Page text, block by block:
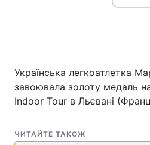
Українська легкоатлетка
завоювала золоту медаль на
Indoor Tour в Льєвані
ЧИТАЙТЕ ТАКОЖ